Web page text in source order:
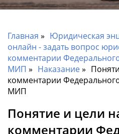
Главная
Юридическая
онлайн - задать вопрос
комментарии
МИП
Наказание
комментарии
МИП
Понятие и цели
комментарии